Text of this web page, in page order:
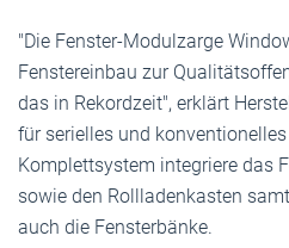
"Die Fenster-Modulzarge
Fenstereinbau zur
das in Rekordzeit", erklärt
für serielles und
Komplettsystem integriere das
sowie den Rollladenkasten
auch die Fensterbänke.